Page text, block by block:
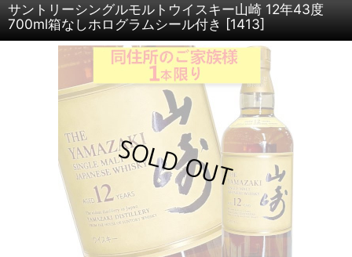
サントリーシングルモルトウイスキー山崎 12年43度
700ml箱なしホログラムシール付き [1413]